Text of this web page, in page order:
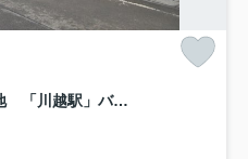
川越市山田 建築条件なし売地 「川越駅」バス18分 敷地36坪 【山田小学区】